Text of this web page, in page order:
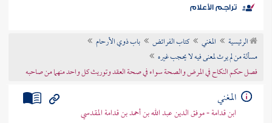
موضوعي
تراجم الأعلام
الرئيسية المغني كتاب الفرائض
باب ذوي الأرحام
مسألة من لم يرث لمعنى فيه لا يحجب غيره
فصل حكم النكاح في المرض والصحة سواء في صحة العقد وتوريث كل واحد منهما من صاحبه
المغني
ابن قدامة - موفق الدين عبد الله بن أحمد بن قدامة المقدسي